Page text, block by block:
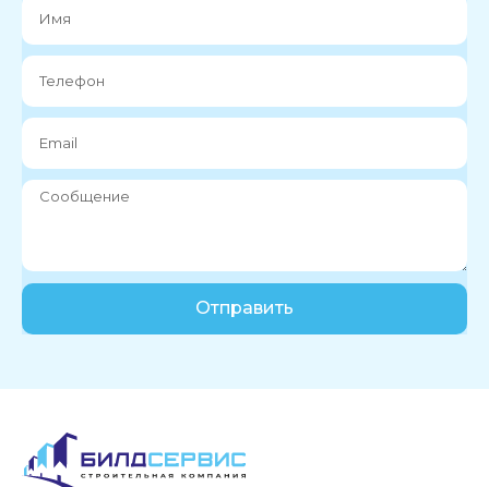
Отправить